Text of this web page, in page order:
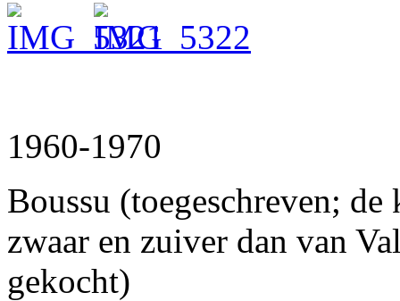
1960-1970
Boussu (toegeschreven;
zwaar en zuiver dan van
gekocht)